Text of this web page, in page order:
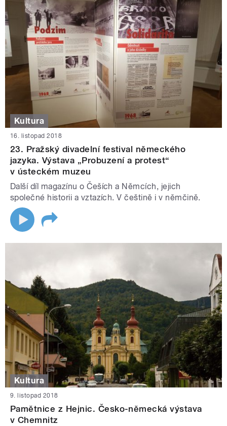
Kultura
16. listopad 2018
23. Pražský divadelní festival německého
jazyka. Výstava „Probuzení a protest“
v ústeckém muzeu
Další díl magazínu o Češích a Němcích, jejich
společné historii a vztazích. V češtině i v němčině.
Kultura
9. listopad 2018
Pamětnice z Hejnic. Česko-německá výstava
v Chemnitz